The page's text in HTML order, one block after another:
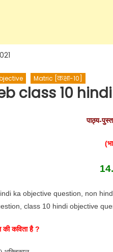
Matric [कक्षा-10]
class 10
पाठ्य-
(
ka objective question, non
class 10 hindi objective
की कविता है?